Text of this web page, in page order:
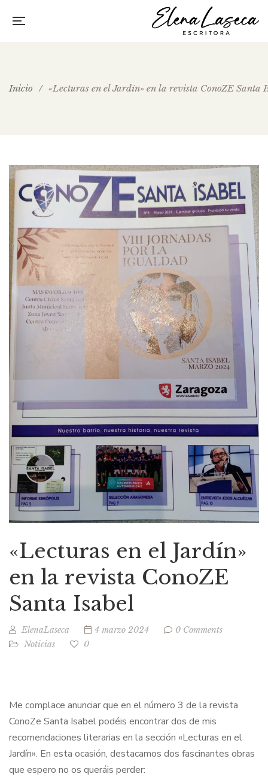
Inicio / «Lecturas en el Jardín» en la revista ConoZE Santa
«Lecturas en el Jardín»
en la revista ConoZE
Santa Isabel
ElenaLaseca 4 marzo 2024
0 Comments
Noticias
0
Me complace anunciar que en el número 3 de la revista
ConoZe Santa Isabel podéis encontrar dos de mis
recomendaciones literarias en la sección «Lecturas en el
Jardín». En esta ocasión, destacamos dos fascinantes obras
que espero no os queráis perder: